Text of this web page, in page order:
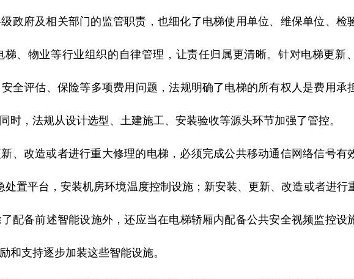
政府及相关部门的监管职责，也细化了电梯使用单位、维保单位、检
、物业等行业组织的自律管理，让责任归属更清晰。针对电梯更新
全评估、保险等多项费用问题，法规明确了电梯的所有权人是费用承
时，法规从设计选型、土建施工、安装验收等源头环节加强了管控。
新、改造或者进行重大修理的电梯，必须完成公共移动通信网络信号有
处置平台，安装机房环境温度控制设施；新安装、更新、改造或者进行
配备前述智能设施外，还应当在电梯轿厢内配备公共安全视频监控设
和支持逐步加装这些智能设施。